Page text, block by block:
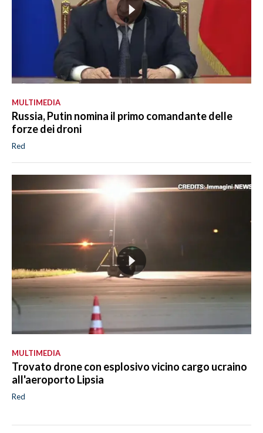
MULTIMEDIA
Russia, Putin nomina il primo comandante delle
forze dei droni
Red
MULTIMEDIA
Trovato drone con esplosivo vicino cargo ucraino
all'aeroporto Lipsia
Red